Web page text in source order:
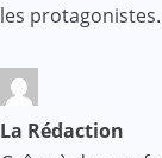
les
La Rédaction